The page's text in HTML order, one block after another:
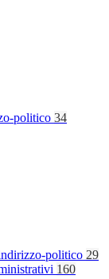
politico 34
politico 29
160